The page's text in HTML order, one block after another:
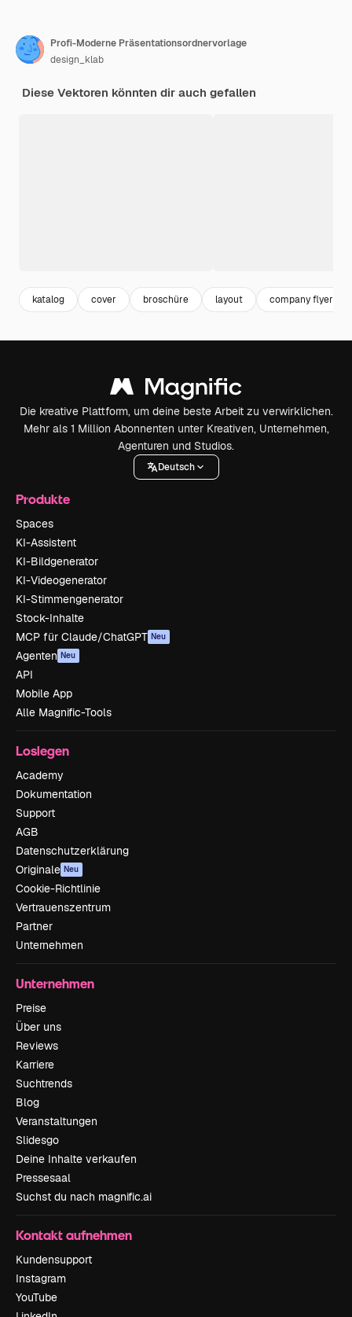
Profi-Moderne Präsentationsordnervorlage
design_klab
Diese Vektoren könnten dir auch gefallen
katalog cover broschüre layout company flyer
Die kreative Plattform, um deine beste Arbeit zu verwirklichen.
Mehr als 1 Million Abonnenten unter Kreativen, Unternehmen,
Agenturen und Studios.
Deutsch
Produkte
Spaces
KI-Assistent
KI-Bildgenerator
KI-Videogenerator
KI-Stimmengenerator
Stock-Inhalte
MCP für Claude/ChatGPT Neu
Agenten Neu
API
Mobile App
Alle Magnific-Tools
Loslegen
Academy
Dokumentation
Support
AGB
Datenschutzerklärung
Originale Neu
Cookie-Richtlinie
Vertrauenszentrum
Partner
Unternehmen
Unternehmen
Preise
Über uns
Reviews
Karriere
Suchtrends
Blog
Veranstaltungen
Slidesgo
Deine Inhalte verkaufen
Pressesaal
Suchst du nach magnific.ai
Kontakt aufnehmen
Kundensupport
Instagram
YouTube